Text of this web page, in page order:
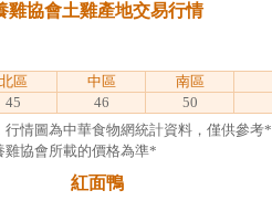
雞協會土雞產地交易行情
北區 中區 南區
45 46
50
情圖為中華食物網統計資料，僅供參考*
協會所載的價格為準*
紅面鴨